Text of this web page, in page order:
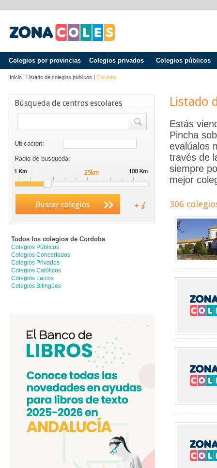
Colegios por provincias Colegios privados Colegios públicos
Inicio | Listado de colegios públicos | Córdoba
Búsqueda de centros escolares
Ubicación:
Radio de busqueda:
Buscar colegios
Todos los colegios de Cordoba
Colegios Públicos
Colegios Concertados
Colegios Privados
Colegios Católicos
Colegios Laicos
Colegios Bilingües
Listado
Estás
Pincha
evalúalos
través de
siempre
mejor
306